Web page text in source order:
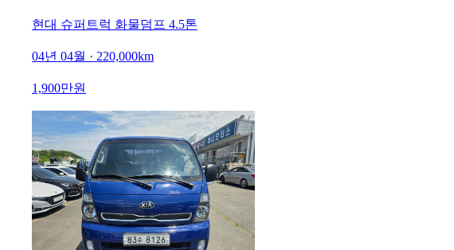
현대 슈퍼트럭 화물덤프 4.5톤
04년 04월 · 220,000km
1,900만원